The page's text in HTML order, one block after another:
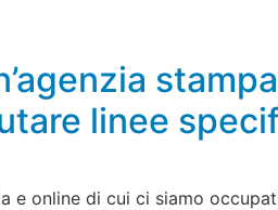
linee
e online di cui ci siamo